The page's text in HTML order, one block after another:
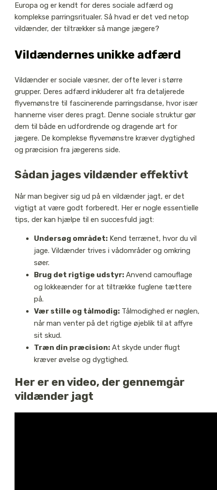
Europa og er kendt for deres sociale adfærd og
komplekse parringsritualer. Så hvad er det ved netop
vildænder, der tiltrækker så mange jægere?
Vildændernes unikke adfærd
Vildænder er sociale væsner, der ofte lever i større
grupper. Deres adfærd inkluderer alt fra detaljerede
flyvemønstre til fascinerende parringsdanse, hvor især
hannerne viser deres pragt. Denne sociale struktur gør
dem til både en udfordrende og dragende art for
jægere. De komplekse flyvemønstre kræver dygtighed
og præcision fra jægerens side.
Sådan jages vildænder effektivt
Når man begiver sig ud på en vildænder jagt, er det
vigtigt at være godt forberedt. Her er nogle essentielle
tips, der kan hjælpe til en succesfuld jagt:
Undersøg området:Kend terrænet, hvor du vil
jage. Vildænder trives i vådområder og omkring
søer.
Brug det rigtige udstyr:Anvend camouflage
og lokkeænder for at tiltrække fuglene tættere
på.
Vær stille og tålmodig:Tålmodighed er nøglen,
når man venter på det rigtige øjeblik til at affyre
sit skud.
Træn din præcision:At skyde under flugt
kræver øvelse og dygtighed.
Her er en video, der gennemgår
vildænder jagt